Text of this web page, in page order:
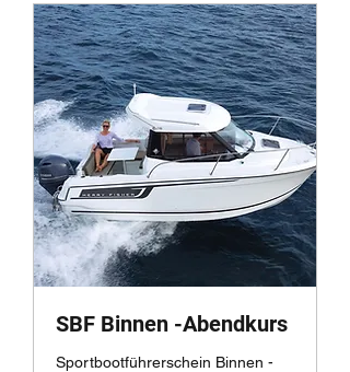
SBF Binnen -Abendkurs
Sportbootführerschein Binnen -